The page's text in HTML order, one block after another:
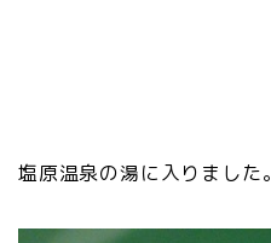
塩原温泉の湯に入りました。